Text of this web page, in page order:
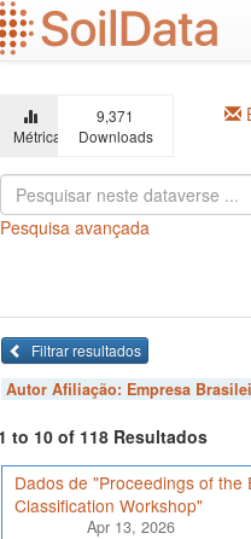
Ir
para
o
principal
Métricas
9,371
Downloads
Pesquisa avançada
Filtrar resultados
Autor Afiliação: Empresa
to 10 of 118 Resultados
Dados de "Proceedings of the
Classification Workshop"
Apr 13, 2026